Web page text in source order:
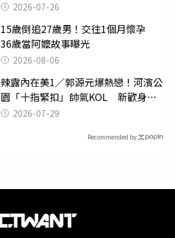
2026-07-26
15歲倒追27歲男！交往1個月懷孕
36歲當阿嬤故事曝光
2026-08-06
辣露內在美1／郭源元爆熱戀！河濱公
園「十指緊扣」帥氣KOL 新歡身份
曝光2026-07-29
Recommended by